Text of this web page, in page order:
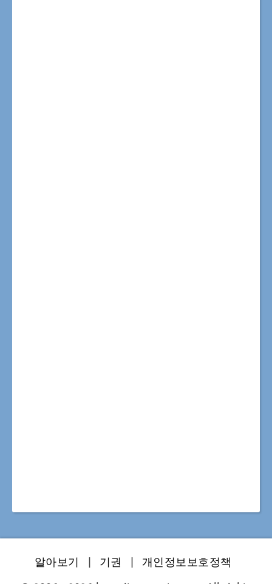
알아보기 | 기권 |
개인정보보호정책